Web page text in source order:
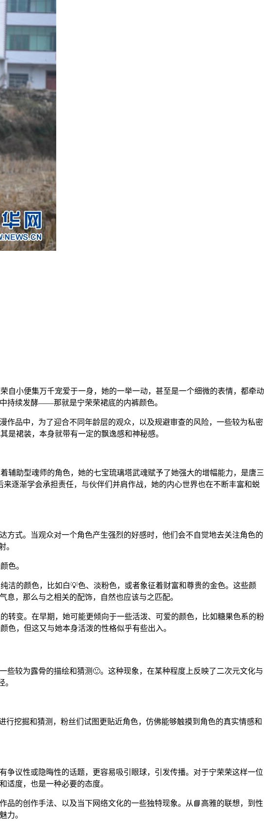
自小便集万千宠爱于一身，她的一举一动，甚至是一个细微的表情，都牵动
持续发酵——那就是宁荣荣裙底的内裤颜色。
作品中，为了迎合不同年龄层的观众，以及规避审查的风险，一些较为私密
是裙装，本身就带有一定的飘逸感和神秘感。
辅助型魂师的角色，她的七宝琉璃塔武魂赋予了她强大的增幅能力，是唐三
逐渐学会承担责任，与伙伴们并肩作战，她的内心世界也在不断丰富和蜕
方式。当观众对一个角色产生强烈的好感时，他们会不自觉地去关注角色的
。
色。
洁的颜色，比如白💡色、淡粉色，或者象征着财富和尊贵的金色。这些颜
，那么与之相关的配饰，自然也应该与之匹配。
转变。在早期，她可能更倾向于一些活泼、可爱的颜色，比如糖果色系的粉
色，但这又与她本身活泼的性格似乎有些出入。
些较为露骨的描绘和猜测🙂。这种现象，在某种程度上反映了二次元文化与
。
挖掘和猜测，粉丝们试图更贴近角色，仿佛能够触摸到角色的真实情感和
争议性或隐晦性的话题，更容易吸引眼球，引发传播。对于宁荣荣这样一位
适度，也是一种必要的态度。
品的创作手法、以及当下网络文化的一些独特现象。从📘高雅的联想，到性
力。